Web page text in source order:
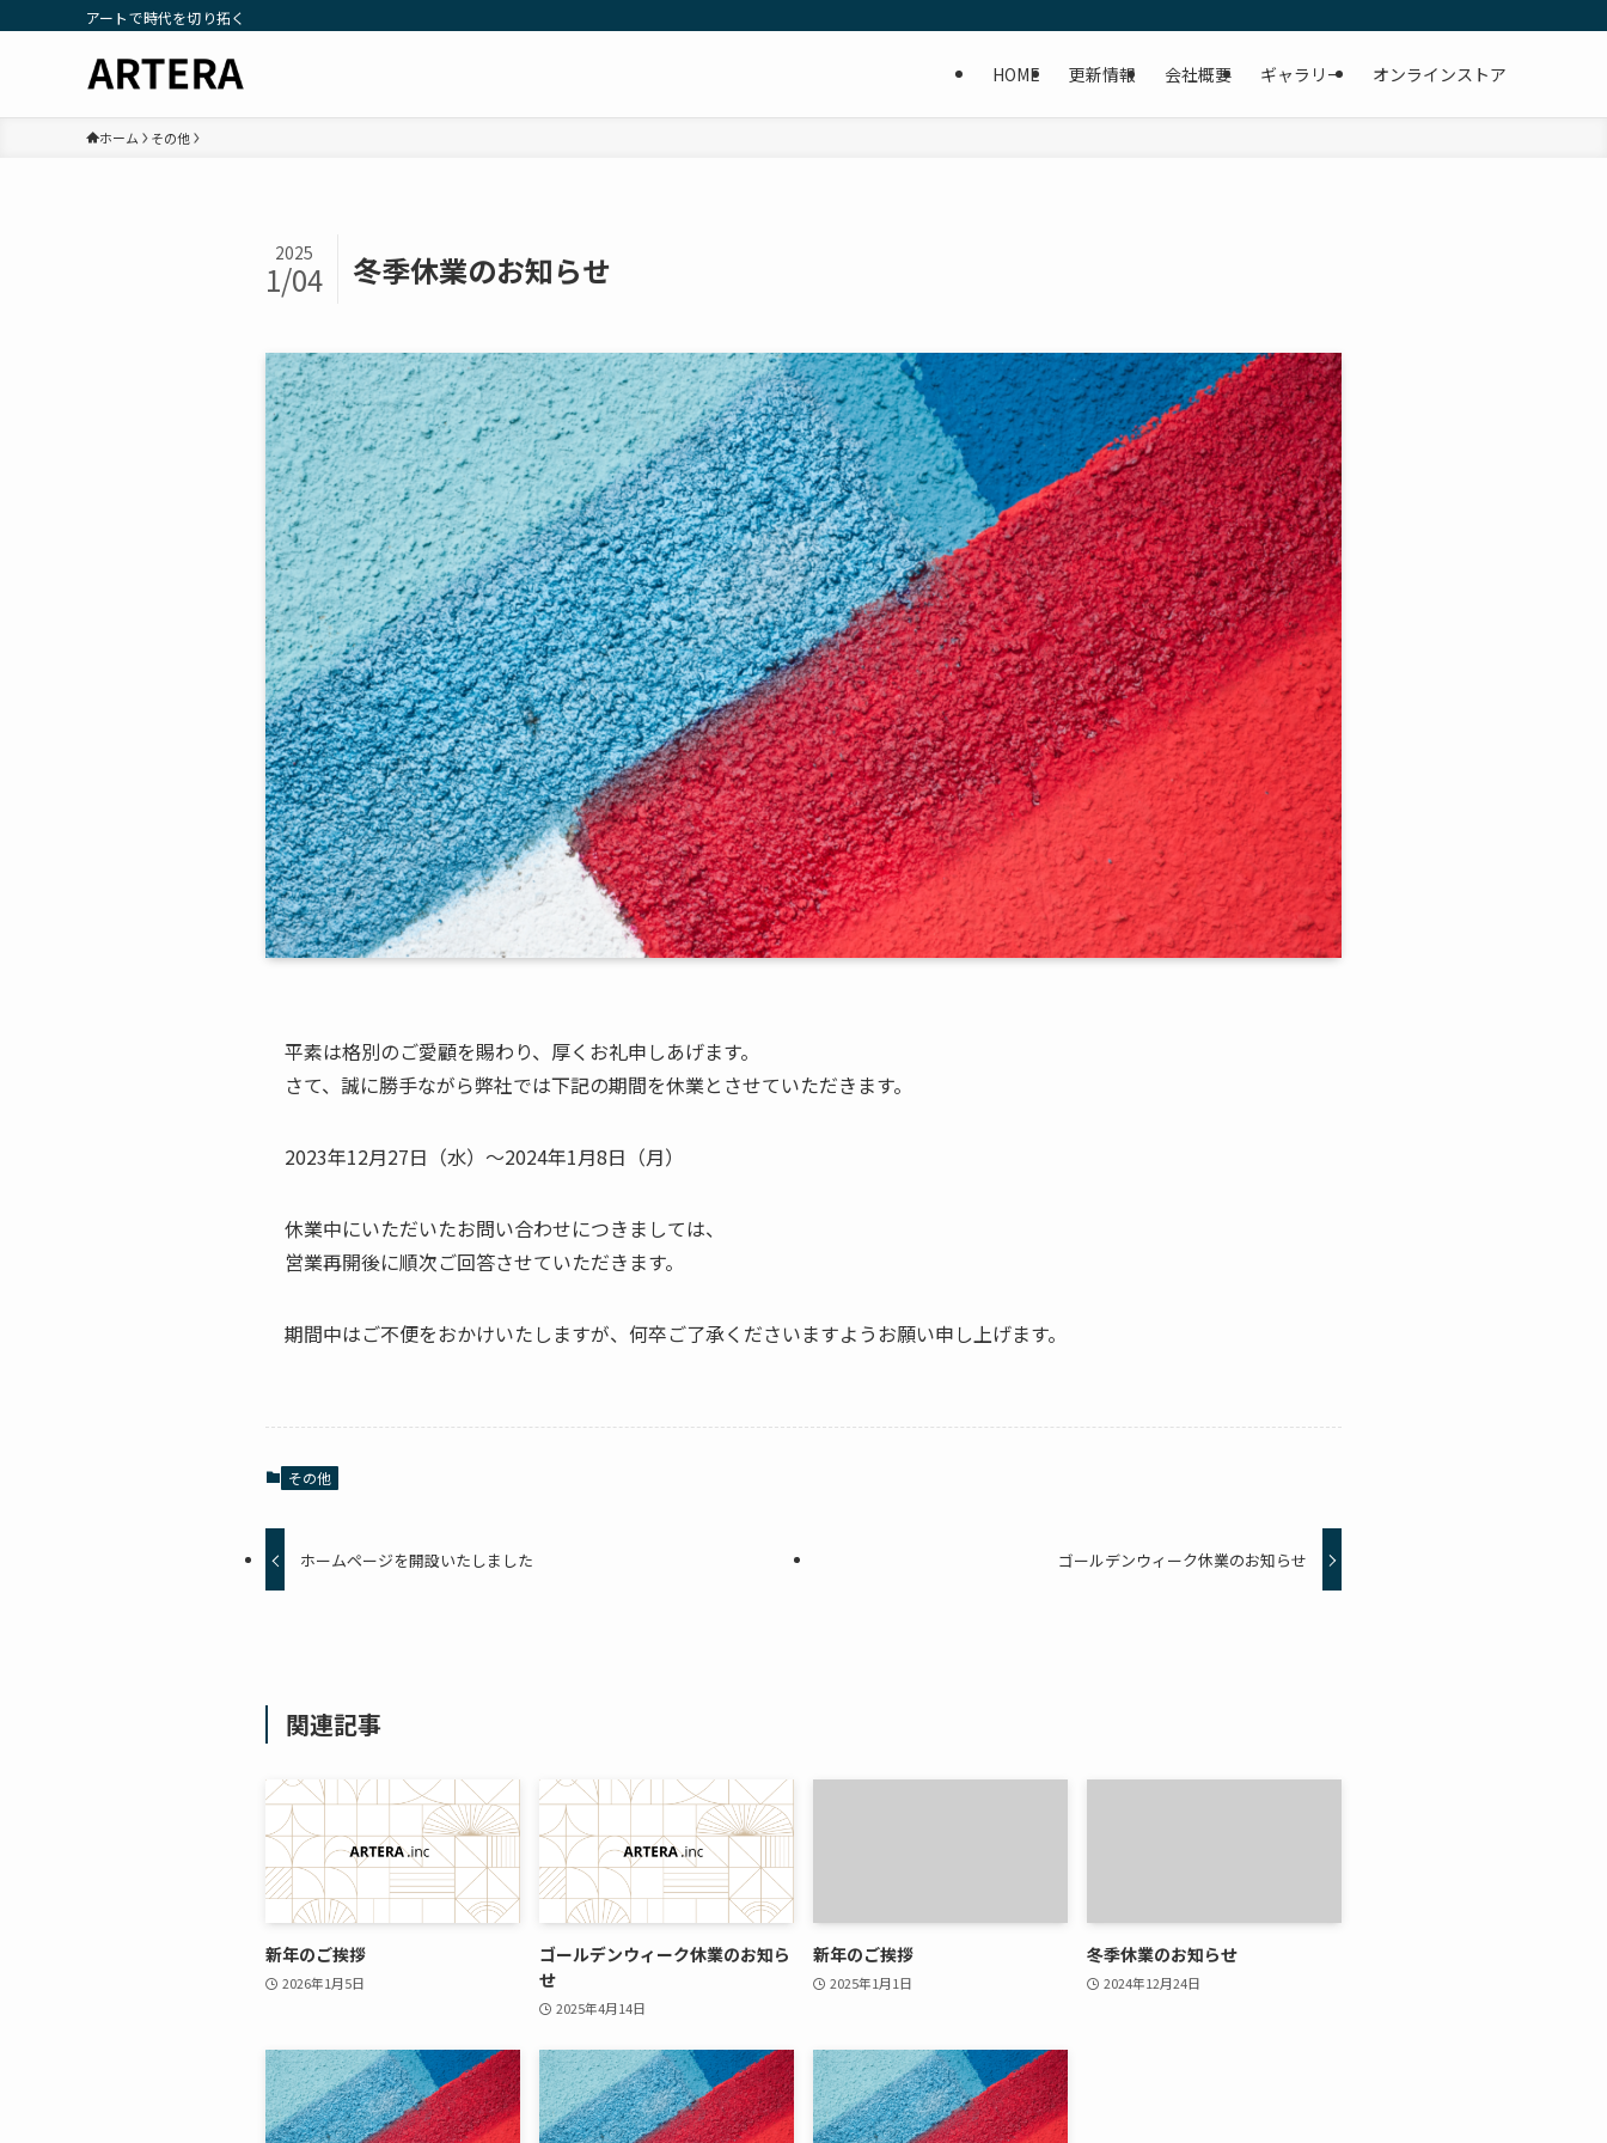
アートで時代を切り拓く
HOME 更新情報 会社概要 ギャラリー オンラインストア
ホーム その他
冬季休業のお知らせ
2025
1/04
平素は格別のご愛顧を賜わり、厚くお礼申しあげます。
さて、誠に勝手ながら弊社では下記の期間を休業とさせていただきます。
2023年12月27日（水）～2024年1月8日（月）
休業中にいただいたお問い合わせにつきましては、
営業再開後に順次ご回答させていただきます。
期間中はご不便をおかけいたしますが、何卒ご了承くださいますようお願い申し上げます。
その他
ホームページを開設いたしました ゴールデンウィーク休業のお知らせ
関連記事
新年のご挨拶
2026年1月5日
ゴールデンウィーク休業のお知ら
せ
2025年4月14日
新年のご挨拶
2025年1月1日
冬季休業のお知らせ
2024年12月24日